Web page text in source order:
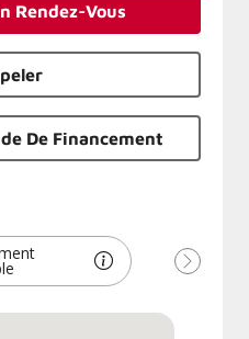
Rendez-Vous
De Financement
Suivant